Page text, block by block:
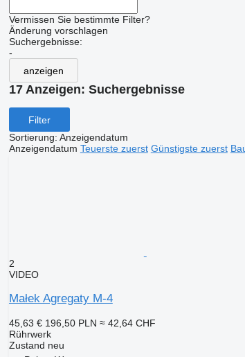
Vermissen Sie bestimmte Filter?
Änderung vorschlagen
Suchergebnisse:
-
anzeigen
17 Anzeigen: Suchergebnisse
Filter
Sortierung: Anzeigendatum
Anzeigendatum Teuerste zuerst Günstigste zuerst
2
VIDEO
Małek Agregaty M-4
45,63 € 196,50 PLN ≈ 42,64 CHF
Rührwerk
Zustand neu